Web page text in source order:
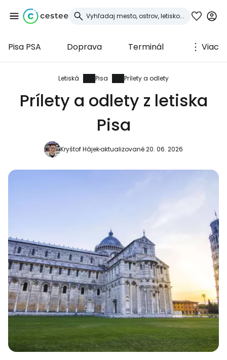
Pisa PSA Doprava Terminál Viac
Letiská Pisa Prílety a odlety
Prílety a odlety z letiska
Pisa
Kryštof Hájekaktualizované 20. 06. 2026
Prihláste sa do
služby Cestee
... celosvetovej komunity cestovateľov